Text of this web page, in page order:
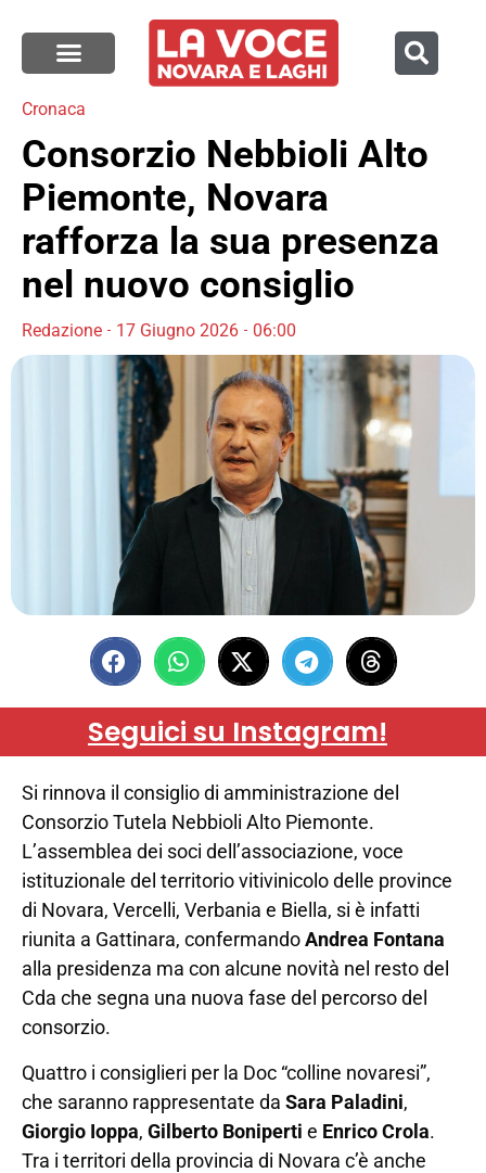
Cronaca
Consorzio Nebbioli Alto
Piemonte, Novara
rafforza la sua presenza
nel nuovo consiglio
Redazione 17 Giugno 2026 06:00
Seguici su Instagram!
Si rinnova il consiglio di amministrazione del
Consorzio Tutela Nebbioli Alto Piemonte.
L’assemblea dei soci dell’associazione, voce
istituzionale del territorio vitivinicolo delle province
di Novara, Vercelli, Verbania e Biella, si è infatti
riunita a Gattinara, confermandoAndrea Fontana
alla presidenza ma con alcune novità nel resto del
Cda che segna una nuova fase del percorso del
consorzio.
Quattro i consiglieri per la Doc “colline novaresi”,
che saranno rappresentate da Sara Paladini,
Giorgio Ioppa, Gilberto Boniperti e Enrico Crola.
Tra i territori della provincia di Novara c’è anche